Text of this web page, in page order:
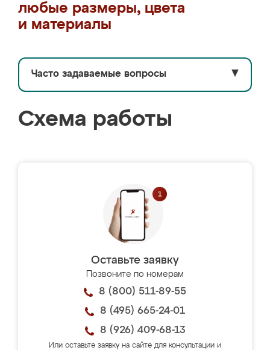
любые размеры, цвета
и материалы
Часто задаваемые вопросы ▼
Схема работы
Оставьте заявку
Позвоните по номерам
8 (800) 511-89-55
8 (495) 665-24-01
8 (926) 409-68-13
Или оставьте заявку на сайте для консультации и